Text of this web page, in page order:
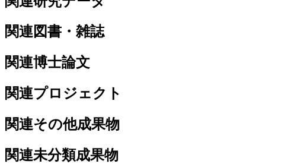
関連図書・雑誌
関連博士論文
関連プロジェクト
関連その他成果物
関連未分類成果物